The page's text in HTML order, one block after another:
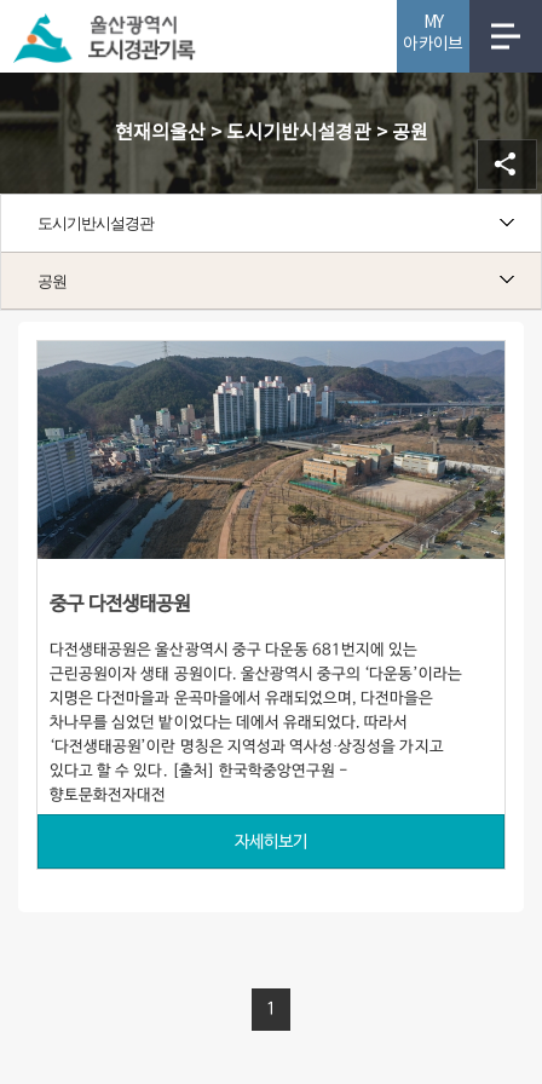
MY
아카이브
현재의울산 > 도시기반시설경관 > 공원
도시기반시설경관
공원공원
중구 다전생태공원
다전생태공원은 울산광역시 중구 다운동 681번지에 있는
근린공원이자 생태 공원이다. 울산광역시 중구의 ‘다운동’이라는
지명은 다전마을과 운곡마을에서 유래되었으며, 다전마을은
차나무를 심었던 밭이었다는 데에서 유래되었다. 따라서
‘다전생태공원’이란 명칭은 지역성과 역사성·상징성을 가지고
있다고 할 수 있다. [출처] 한국학중앙연구원 -
향토문화전자대전
자세히보기
1